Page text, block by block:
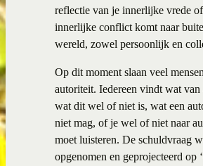
reflectie van je innerlijke vrede
innerlijke conflict komt naar
wereld, zowel persoonlijk en
Op dit moment slaan veel
autoriteit. Iedereen vindt wat van
wat dit wel of niet is, wat een
niet mag, of je wel of niet naar
moet luisteren. De schuldvraag
opgenomen en geprojecteerd op